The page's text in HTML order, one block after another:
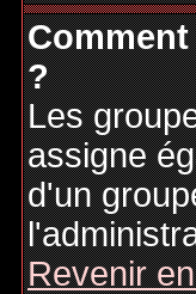
?
Les
assigne
d'un
Revenir